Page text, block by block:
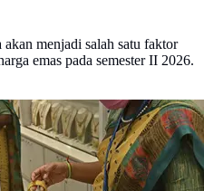
menjadi salah satu faktor
emas pada semester II 2026.